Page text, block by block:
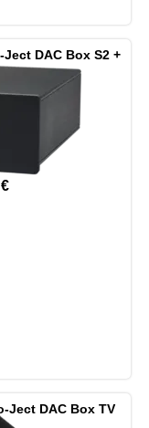
DAC Box S2 +
€
Ject DAC Box TV